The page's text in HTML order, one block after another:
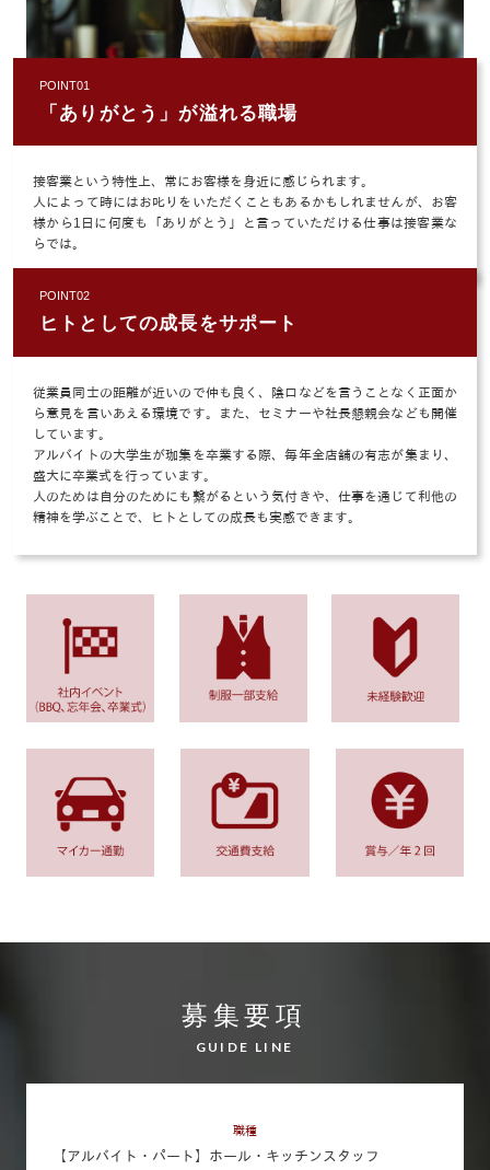
POINT01
「ありがとう」が溢れる職場
接客業という特性上、常にお客様を身近に感じられます。
人によって時にはお叱りをいただくこともあるかもしれませんが、お客
様から1日に何度も「ありがとう」と言っていただける仕事は接客業な
らでは。
POINT02
ヒトとしての成長をサポート
従業員同士の距離が近いので仲も良く、陰口などを言うことなく正面か
ら意見を言いあえる環境です。また、セミナーや社長懇親会なども開催
しています。
アルバイトの大学生が珈集を卒業する際、毎年全店舗の有志が集まり、
盛大に卒業式を行っています。
人のためは自分のためにも繋がるという気付きや、仕事を通じて利他の
精神を学ぶことで、ヒトとしての成長も実感できます。
募集要項
GUIDE LINE
職種
【アルバイト・パート】ホール・キッチンスタッフ